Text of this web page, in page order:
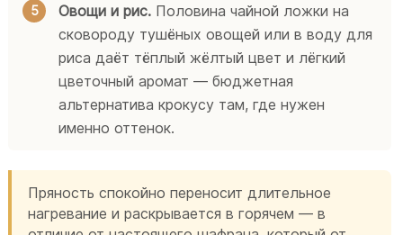
Овощи и рис. Половина чайной ложки на
сковороду тушёных овощей или в воду для
риса даёт тёплый жёлтый цвет и лёгкий
цветочный аромат — бюджетная
альтернатива крокусу там, где нужен
именно оттенок.
Пряность спокойно переносит длительное
нагревание и раскрывается в горячем — в